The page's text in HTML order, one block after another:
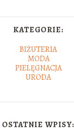
KATEGORIE:
BIŻUTERIA
MODA
PIELĘGNACJA
URODA
OSTATNIE WPISY: